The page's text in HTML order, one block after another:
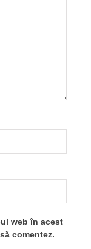
web în acest
comentez.